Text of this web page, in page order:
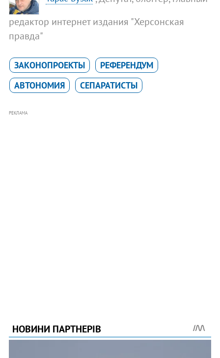
редактор интернет издания "Херсонская
правда"
ЗАКОНОПРОЕКТЫ
РЕФЕРЕНДУМ
АВТОНОМИЯ
СЕПАРАТИСТЫ
РЕКЛАМА